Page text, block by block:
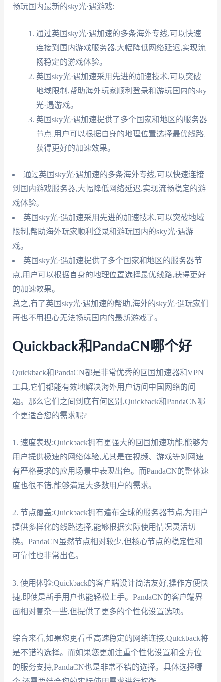
畅玩国内最新的sky光·遇游戏:
通过英国sky光·遇加速的多条海外专线,可以快速
连接到国内游戏服务器,大幅降低网络延迟,实现流
畅稳定的游戏体验。
英国sky光·遇加速采用先进的加速技术,可以突破
地域限制,帮助海外玩家顺利登录和游玩国内的sky
光·遇游戏。
英国sky光·遇加速提供了多个国家和地区的服务器
节点,用户可以根据自身的地理位置选择最优线路,
获得更好的加速效果。
通过英国sky光·遇加速的多条海外专线,可以快速连接
到国内游戏服务器,大幅降低网络延迟,实现流畅稳定的游
戏体验。
英国sky光·遇加速采用先进的加速技术,可以突破地域
限制,帮助海外玩家顺利登录和游玩国内的sky光·遇游
戏。
英国sky光·遇加速提供了多个国家和地区的服务器节
点,用户可以根据自身的地理位置选择最优线路,获得更好
的加速效果。
总之,有了英国sky光·遇加速的帮助,海外的sky光·遇玩家们
再也不用担心无法畅玩国内的最新游戏了。
Quickback和PandaCN哪个好
Quickback和PandaCN都是非常优秀的回国加速器和VPN
工具,它们都能有效地解决海外用户访问中国网络的问
题。那么它们之间到底有何区别,Quickback和PandaCN哪
个更适合您的需求呢?
1. 速度表现:Quickback拥有更强大的回国加速功能,能够为
用户提供极速的网络体验,尤其是在视频、游戏等对网速
有严格要求的应用场景中表现出色。而PandaCN的整体速
度也很不错,能够满足大多数用户的需求。
2. 节点覆盖:Quickback拥有遍布全球的服务器节点,为用户
提供多样化的线路选择,能够根据实际使用情况灵活切
换。PandaCN虽然节点相对较少,但核心节点的稳定性和
可靠性也非常出色。
3. 使用体验:Quickback的客户端设计简洁友好,操作方便快
捷,即使是新手用户也能轻松上手。PandaCN的客户端界
面相对复杂一些,但提供了更多的个性化设置选项。
综合来看,如果您更看重高速稳定的网络连接,Quickback将
是不错的选择。而如果您更加注重个性化设置和全方位
的服务支持,PandaCN也是非常不错的选择。具体选择哪